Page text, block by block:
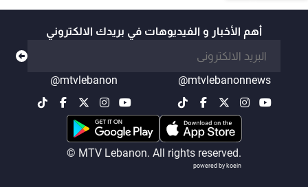
أهم الأخبار و الفيديوهات في بريدك الالكتروني
@mtvlebanonnews
@mtvlebanon
© MTV Lebanon. All rights reserved.
powered by koein